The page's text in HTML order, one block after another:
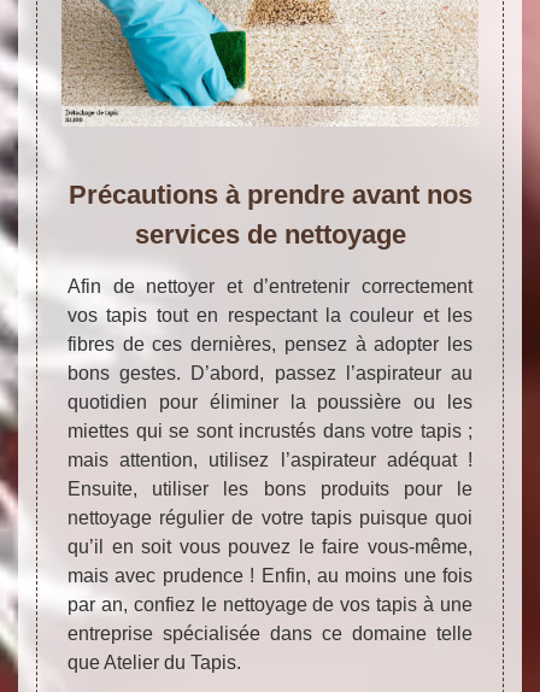
Précautions à prendre avant nos
services de nettoyage
Afin de nettoyer et d’entretenir correctement
vos tapis tout en respectant la couleur et les
fibres de ces dernières, pensez à adopter les
bons gestes. D’abord, passez l’aspirateur au
quotidien pour éliminer la poussière ou les
miettes qui se sont incrustés dans votre tapis ;
mais attention, utilisez l’aspirateur adéquat !
Ensuite, utiliser les bons produits pour le
nettoyage régulier de votre tapis puisque quoi
qu’il en soit vous pouvez le faire vous-même,
mais avec prudence ! Enfin, au moins une fois
par an, confiez le nettoyage de vos tapis à une
entreprise spécialisée dans ce domaine telle
que Atelier du Tapis.